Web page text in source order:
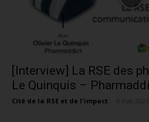
[Interview] La RSE des
Le Quinquis –
Cité de la RSE et de l'impact 6 mai 2021